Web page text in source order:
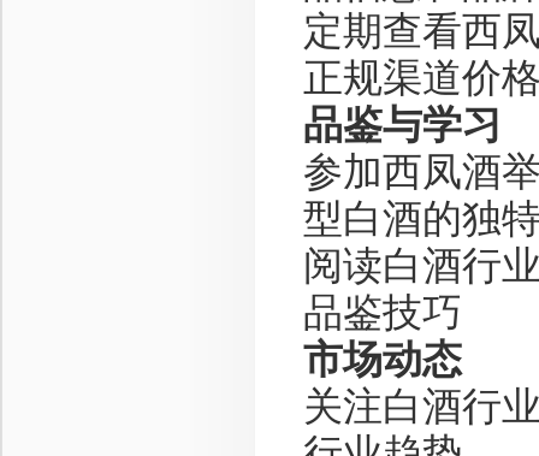
定期查看西
正规渠道价
品鉴与学习
参加西凤酒
型白酒的独
阅读白酒行
品鉴技巧
市场动态
关注白酒行